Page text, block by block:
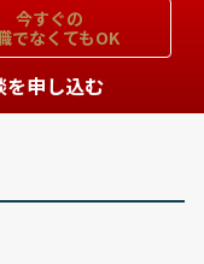
今すぐの
でなくてもOK
を申し込む